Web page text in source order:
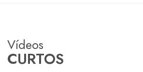
Vídeos
CURTOS